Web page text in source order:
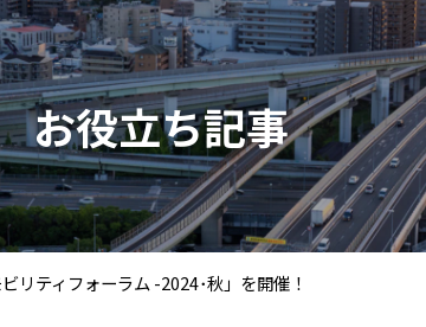
お役立ち記事
リティフォーラム -2024･秋」を開催！